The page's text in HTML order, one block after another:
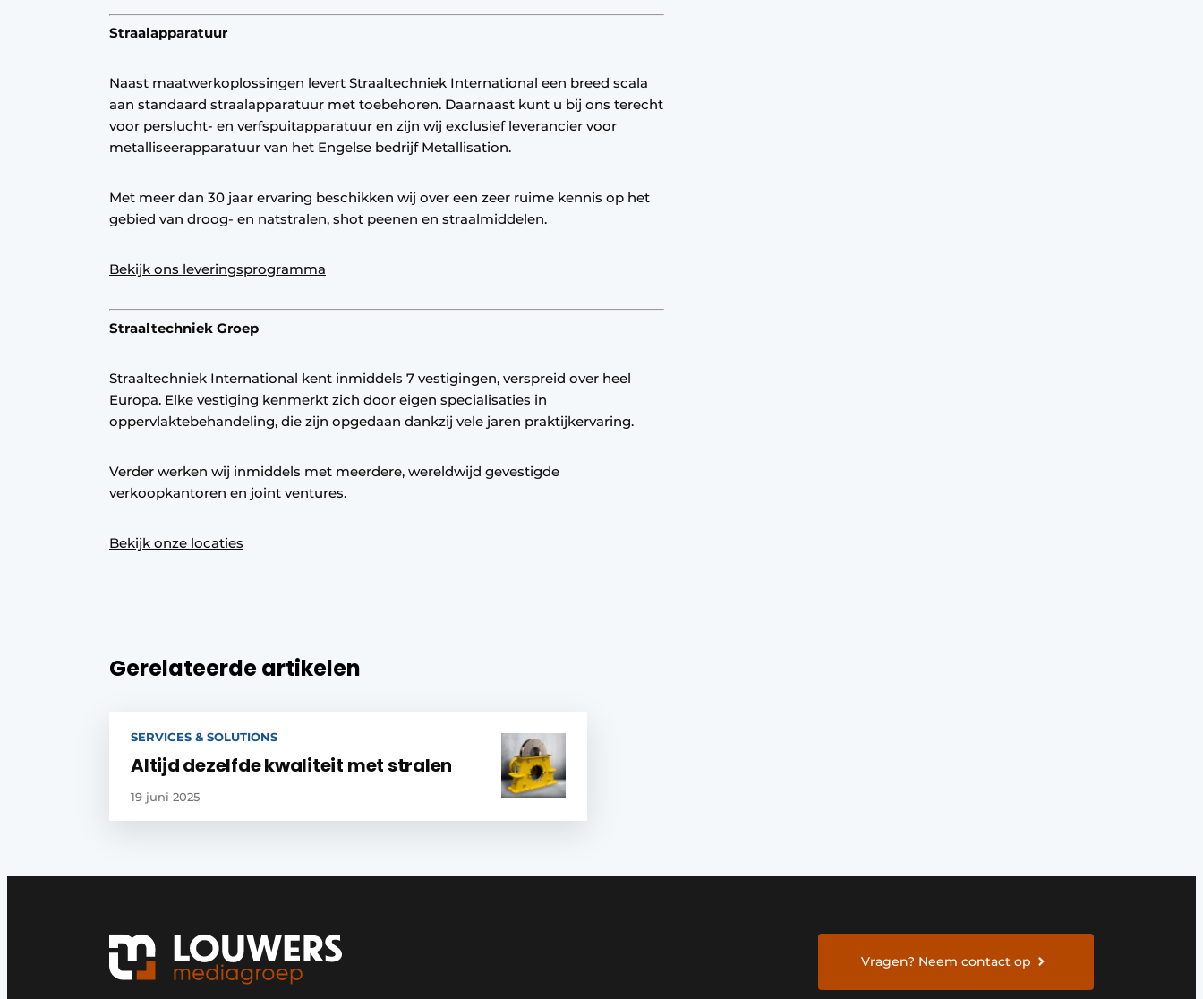
Straalapparatuur
Naast maatwerkoplossingen levert Straaltechniek International een breed scala
aan standaard straalapparatuur met toebehoren. Daarnaast kunt u bij ons terecht
voor perslucht- en verfspuitapparatuur en zijn wij exclusief leverancier voor
metalliseerapparatuur van het Engelse bedrijf Metallisation.
Met meer dan 30 jaar ervaring beschikken wij over een zeer ruime kennis op het
gebied van droog- en natstralen, shot peenen en straalmiddelen.
Bekijk ons leveringsprogramma
Straaltechniek Groep
Straaltechniek International kent inmiddels 7 vestigingen, verspreid over heel
Europa. Elke vestiging kenmerkt zich door eigen specialisaties in
oppervlaktebehandeling, die zijn opgedaan dankzij vele jaren praktijkervaring.
Verder werken wij inmiddels met meerdere, wereldwijd gevestigde
verkoopkantoren en joint ventures.
Bekijk onze locaties
Gerelateerde artikelen
SERVICES & SOLUTIONS
Altijd dezelfde kwaliteit met stralen
19 juni 2025
Vragen? Neem contact op